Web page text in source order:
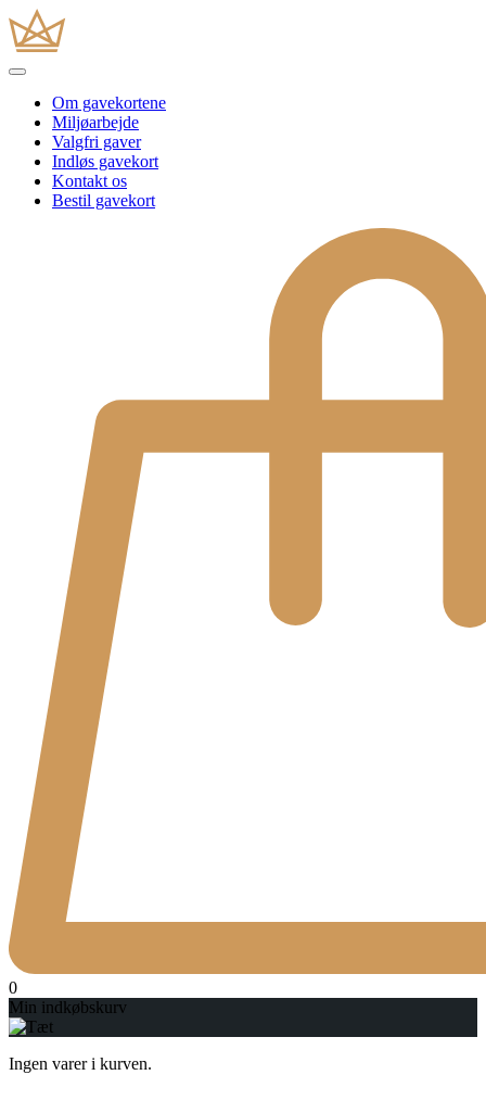
Om gavekortene
Miljøarbejde
Valgfri gaver
Indløs gavekort
Kontakt os
Bestil gavekort
0
Min indkøbskurv
Ingen varer i kurven.